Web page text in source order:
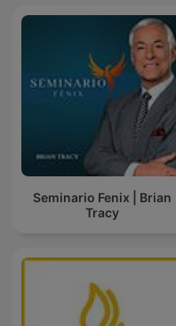
Seminario Fenix | Brian
Tracy